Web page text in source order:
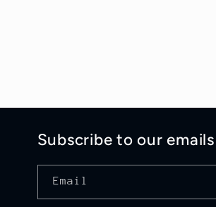
Subscribe to our emails
Email